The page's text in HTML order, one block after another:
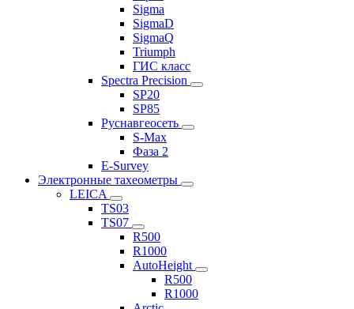
Sigma
SigmaD
SigmaQ
Triumph
ГИС класс
Spectra Precision
SP20
SP85
Руснавгеосеть
S-Max
Фаза 2
E-Survey
Электронные тахеометры
LEICA
TS03
TS07
R500
R1000
AutoHeight
R500
R1000